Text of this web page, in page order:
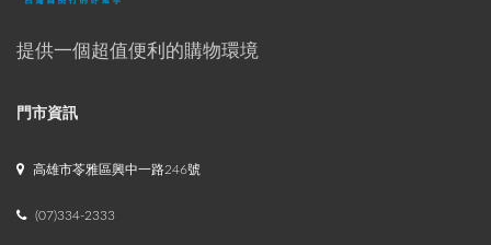
提供一個超值便利的購物環境
門市資訊
高雄市苓雅區興中一路246號
(07)334-2333